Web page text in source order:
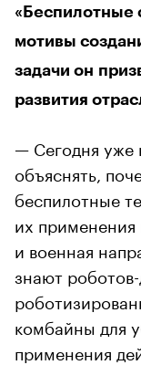
«Беспилотные
мотивы
задачи он
развития
— Сегодня уже
объяснять,
беспилотные
их
и военная
знают
комбайны для
применения